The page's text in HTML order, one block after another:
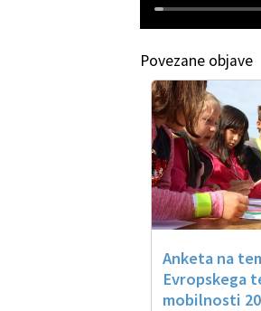
Povezane objave
Anketa na
Evropskega
mobilnosti